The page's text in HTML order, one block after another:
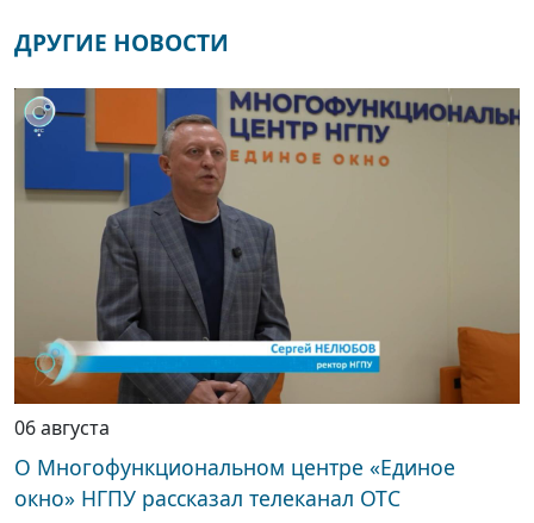
ДРУГИЕ НОВОСТИ
06 августа
О Многофункциональном центре «Единое
окно» НГПУ рассказал телеканал ОТС